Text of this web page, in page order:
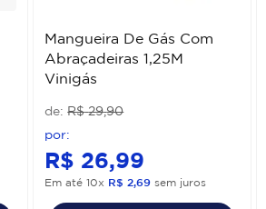
Mangueira De Gás Com
Abraçadeiras 1,25M
Vinigás
R$ 29,90
R$ 26,99
Em até10x R$ 2,69 sem juros